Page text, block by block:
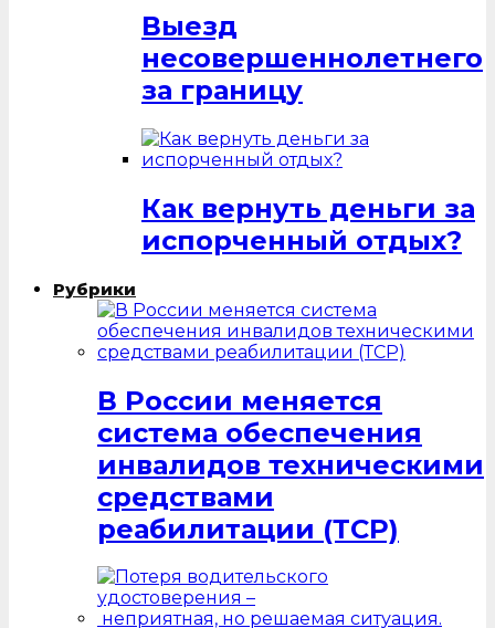
Выезд
несовершеннолетнего
за границу
Как вернуть деньги за
испорченный отдых?
Рубрики
В России меняется
система обеспечения
инвалидов техническими
средствами
реабилитации (ТСР)